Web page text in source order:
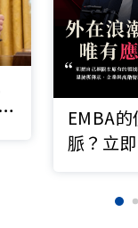
EMBA
脈？立